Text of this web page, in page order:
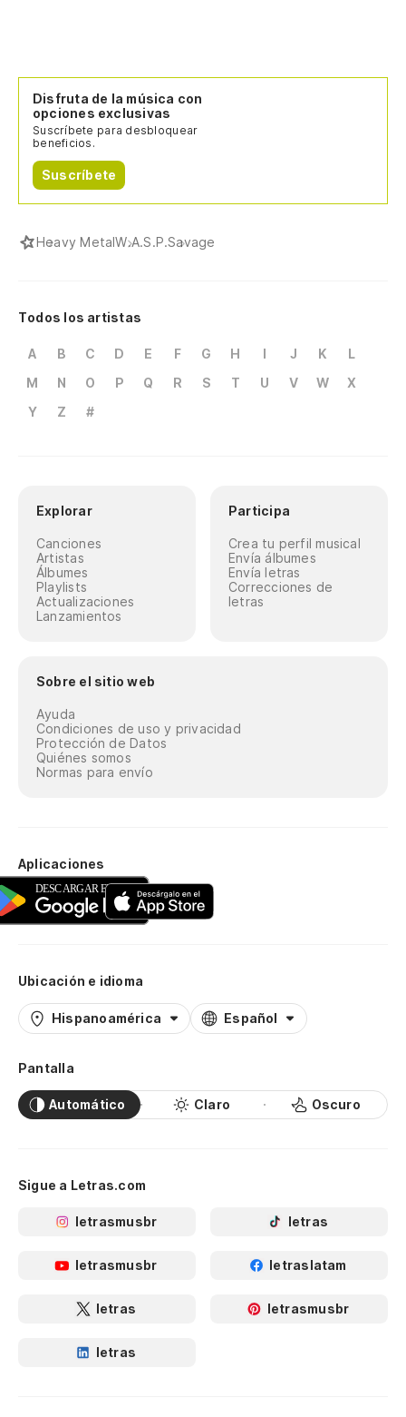
Disfruta de la música con
opciones exclusivas
Suscríbete para desbloquear
beneficios.
Suscríbete
Heavy MetalW.A.S.P.Savage
Todos los artistas
A B C D E F G H I J K
L
M
N O P Q R S T U V W
X
Y
Z #
Explorar
Canciones
Artistas
Álbumes
Playlists
Actualizaciones
Lanzamientos
Participa
Crea tu perfil musical
Envía álbumes
Envía letras
Correcciones de
letras
Sobre el sitio web
Ayuda
Condiciones de uso y privacidad
Protección de Datos
Quiénes somos
Normas para envío
Aplicaciones
Ubicación e idioma
Hispanoamérica Español
Pantalla
Automático Claro Oscuro
Sigue a Letras.com
letrasmusbr letras
letrasmusbr letraslatam
letras letrasmusbr
letras